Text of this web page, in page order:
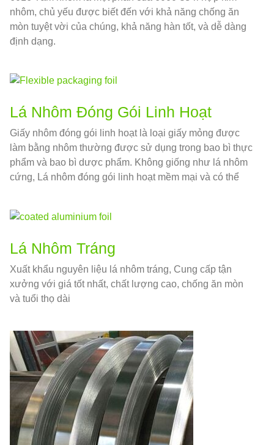
nhôm, chủ yếu được biết đến với khả năng chống ăn
mòn tuyệt vời của chúng, khả năng hàn tốt, và dễ dàng
định dạng.
Lá Nhôm Đóng Gói Linh Hoạt
Giấy nhôm đóng gói linh hoạt là loại giấy mỏng được
làm bằng nhôm thường được sử dụng trong bao bì thực
phẩm và bao bì dược phẩm. Không giống như lá nhôm
cứng, Lá nhôm đóng gói linh hoạt mềm mại và có thể
phẩm và thuốc.
Lá Nhôm Tráng
Xuất khẩu nguyên liệu lá nhôm tráng, Cung cấp tận
xưởng với giá tốt nhất, chất lượng cao, chống ăn mòn
và tuổi thọ dài